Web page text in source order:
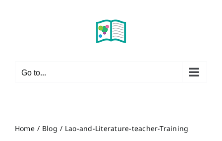
Go to...
Home Blog Lao-and-Literature-teacher-Training